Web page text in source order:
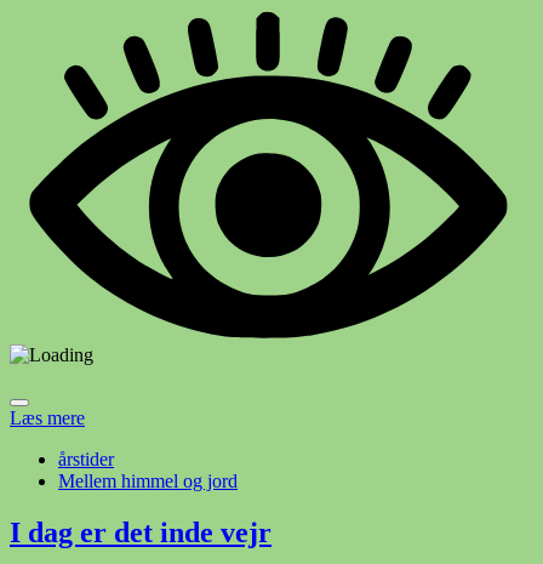
Læs mere
årstider
Mellem himmel og jord
I dag er det inde vejr